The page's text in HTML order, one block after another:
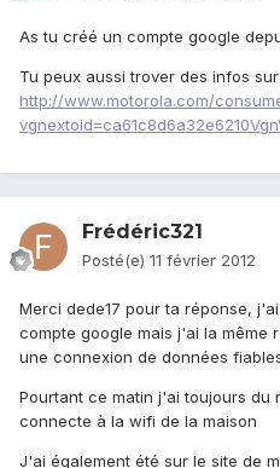
As tu créé un compte google
Tu peux aussi trover des infos
http://www.motorola.com/
Frédéric321
Posté(e) 11 février 2012
Merci dede17 pour ta réponse,
compte google mais j'ai la même
une connexion de données
Pourtant ce matin j'ai toujours du
connecte à la wifi de la maison
J'ai également été sur le site de